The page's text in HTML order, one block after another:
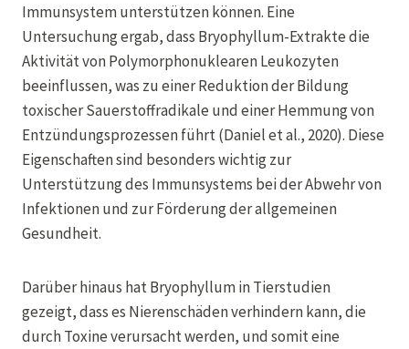
Immunsystem unterstützen können. Eine
Untersuchung ergab, dass Bryophyllum-Extrakte die
Aktivität von Polymorphonuklearen Leukozyten
beeinflussen, was zu einer Reduktion der Bildung
toxischer Sauerstoffradikale und einer Hemmung von
Entzündungsprozessen führt (Daniel et al., 2020). Diese
Eigenschaften sind besonders wichtig zur
Unterstützung des Immunsystems bei der Abwehr von
Infektionen und zur Förderung der allgemeinen
Gesundheit.
Darüber hinaus hat Bryophyllum in Tierstudien
gezeigt, dass es Nierenschäden verhindern kann, die
durch Toxine verursacht werden, und somit eine